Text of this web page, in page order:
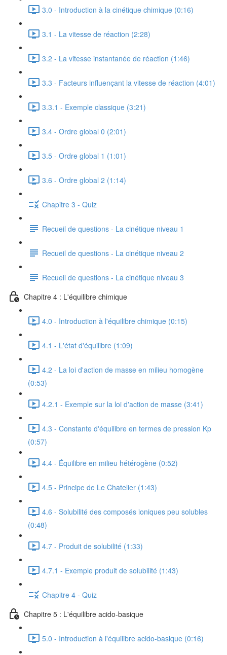
3.0 - Introduction à la cinétique chimique (0:16)
3.1 - La vitesse de réaction (2:28)
3.2 - La vitesse instantanée de réaction (1:46)
3.3 - Facteurs influençant la vitesse de réaction (4:01)
3.3.1 - Exemple classique (3:21)
3.4 - Ordre global 0 (2:01)
3.5 - Ordre global 1 (1:01)
3.6 - Ordre global 2 (1:14)
Chapitre 3 - Quiz
Recueil de questions - La cinétique niveau 1
Recueil de questions - La cinétique niveau 2
Recueil de questions - La cinétique niveau 3
Chapitre 4 : L'équilibre chimique
4.0 - Introduction à l'équilibre chimique (0:15)
4.1 - L'état d'équilibre (1:09)
4.2 - La loi d'action de masse en milieu homogène
(0:53)
4.2.1 - Exemple sur la loi d'action de masse (3:41)
4.3 - Constante d'équilibre en termes de pression Kp
(0:57)
4.4 - Équilibre en milieu hétérogène (0:52)
4.5 - Principe de Le Chatelier (1:43)
4.6 - Solubilité des composés ioniques peu solubles
(0:48)
4.7 - Produit de solubilité (1:33)
4.7.1 - Exemple produit de solubilité (1:43)
Chapitre 4 - Quiz
Chapitre 5 : L'équilibre acido-basique
5.0 - Introduction à l'équilibre acido-basique (0:16)